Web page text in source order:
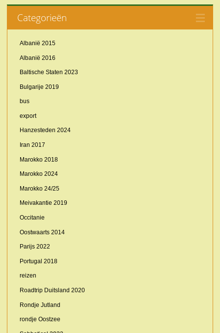
Categorieën
Albanië 2015
Albanië 2016
Baltische Staten 2023
Bulgarije 2019
bus
export
Hanzesteden 2024
Iran 2017
Marokko 2018
Marokko 2024
Marokko 24/25
Meivakantie 2019
Occitanie
Oostwaarts 2014
Parijs 2022
Portugal 2018
reizen
Roadtrip Duitsland 2020
Rondje Jutland
rondje Oostzee